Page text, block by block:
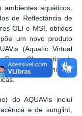
aquáticos,
de Reflectância de
OLI e MSI, obtidos
um novo produto
(Aquatic Virtual
Observations),
dados harmonizado
do AQUAVis inclui
e de sunglint,